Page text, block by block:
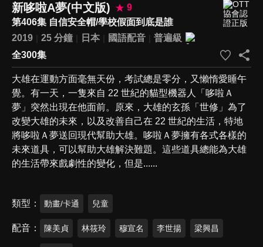
新哆啦A夢(中文版)
9
第406集 自信安全帽/學校假面到底是誰
2019
25 分鐘 日本 國語配音
普遍級
全300集
大雄在運動方面毫無天份，考試總是零分，又懶惰愛睡午
覺。有一天，一隻來自 22 世紀的貓型機器人「哆啦Ａ
夢」突然出現在他面前。原來，大雄的玄孫「世修」為了
改變大雄的未來，以及改善自己在 22 世紀的生活，特地
將哆啦Ａ夢送回現代幫助大雄。哆啦Ａ夢擁有各式各樣的
未來道具，可以幫助大雄解決難題。這些道具總能為大雄
的生活帶來戲劇性的變化，但是......
類型 動畫/卡通 兒童
配音 陳美貞 林筱玲 穆宣名 李世揚 梁興昌